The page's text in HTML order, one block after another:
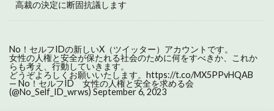
高裁の決定に断固抗議します
No！セルフIDの新しいX（ツイッター）アカウントです。
女性の人権と安全が保たれる社会のために何をすべきか、これか
らも考え、行動していきます。
どうぞよろしくお願いいたします。 https://t.co/MX5PPvHQAB
— No！セルフID 女性の人権と安全を求める会
(@No_Self_ID_wrws) September 6, 2023